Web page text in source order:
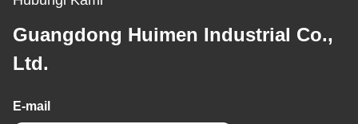
Guangdong Huimen Industrial Co.,
Ltd.
E-mail